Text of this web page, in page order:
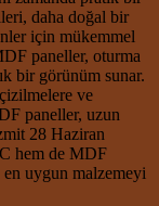
daha doğal bir
için mükemmel
paneller, oturma
bir görünüm sunar.
ve
paneller, uzun
28 Haziran
hem de MDF
uygun malzemeyi